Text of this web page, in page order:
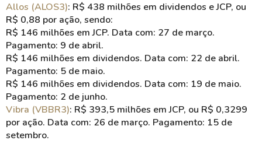
Allos (ALOS3): R$ 438 milhões em dividendos e JCP, ou
R$ 0,88 por ação, sendo:
R$ 146 milhões em JCP. Data com: 27 de março.
Pagamento: 9 de abril.
R$ 146 milhões em dividendos. Data com: 22 de abril.
Pagamento: 5 de maio.
R$ 146 milhões em dividendos. Data com: 19 de maio.
Pagamento: 2 de junho.
Vibra (VBBR3): R$ 393,5 milhões em JCP, ou R$ 0,3299
por ação. Data com: 26 de março. Pagamento: 15 de
setembro.